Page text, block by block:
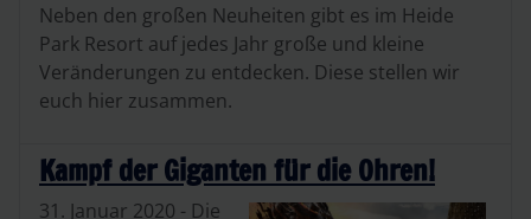
Neben den großen Neuheiten gibt es im Heide
Park Resort auf jedes Jahr große und kleine
Veränderungen zu entdecken. Diese stellen wir
euch hier zusammen.
Kampf der Giganten für die Ohren!
31. Januar 2020 - Die